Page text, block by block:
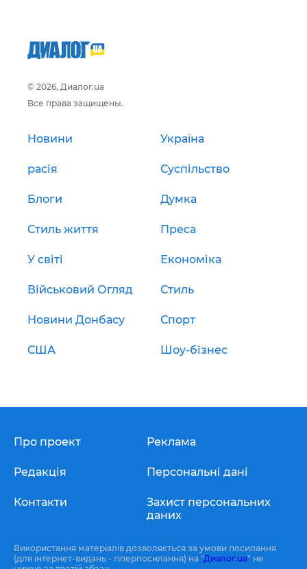
© 2026, Диалог.ua
Все права защищены.
Новини Україна
расія Суспільство
Блоги Думка
Стиль життя Преса
У світі Економіка
Військовий Огляд Стиль
Новини Донбасу Спорт
США Шоу-бізнес
Про проект
Редакція
Контакти
Реклама
Персональні дані
Захист персональних
даних
Використання матеріалів дозволяється за умови посилання
(для інтернет-видань - гіперпосилання) на "Диалог.ua" не